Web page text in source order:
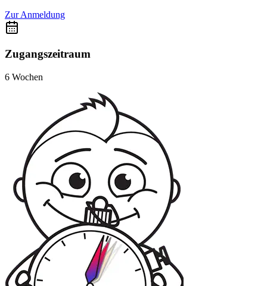
Zur Anmeldung
Zugangszeitraum
6 Wochen